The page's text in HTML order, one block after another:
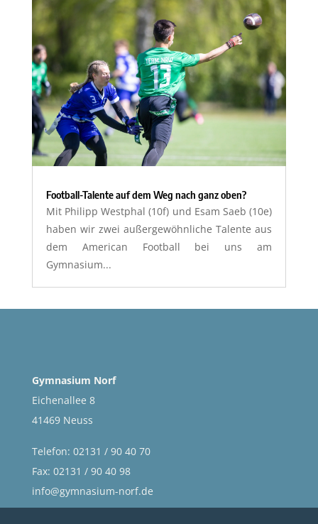
Football-Talente auf dem Weg nach ganz oben?
Mit Philipp Westphal (10f) und Esam Saeb (10e)
haben wir zwei außergewöhnliche Talente aus
dem American Football bei uns am
Gymnasium...
Gymnasium Norf
Eichenallee 8
41469 Neuss
Telefon: 02131 / 90 40 70
Fax: 02131 / 90 40 98
info@gymnasium-norf.de